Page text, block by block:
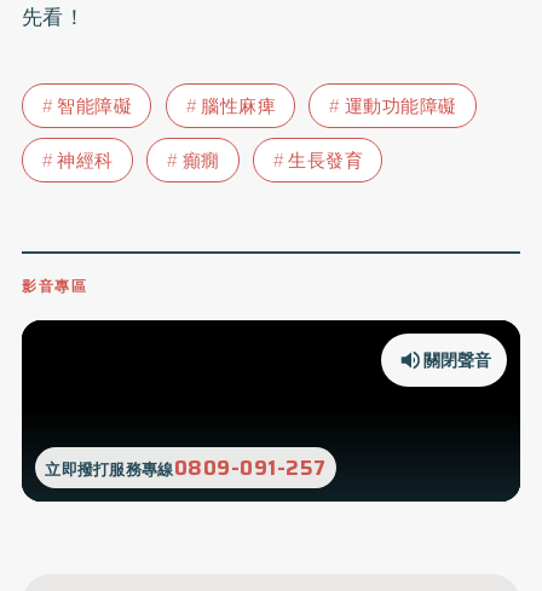
先看！
智能障礙 腦性麻痺
運動功能障礙
神經科
癲癇 生長發育
影音專區
立即撥打服務專線0809-091-257
關閉聲音